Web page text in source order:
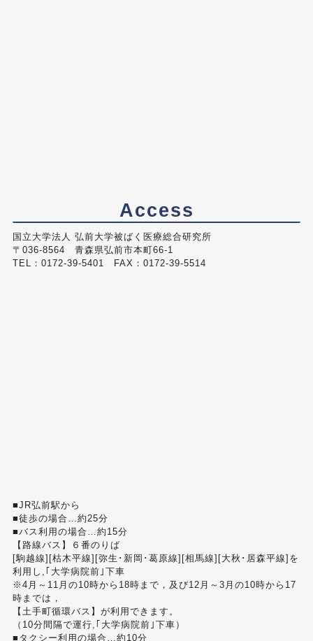
Access
国立大学法人 弘前大学被ばく医療総合研究所
〒036-8564 青森県弘前市本町66-1
TEL：0172-39-5401 FAX：0172-39-5514
■JR弘前駅から
■徒歩の場合…約25分
■バス利用の場合…約15分
【路線バス】６番のりば
[駒越線][枯木平線][弥生･新岡･葛原線][相馬線][大秋･居森平線]を
利用し,｢大学病院前｣下車
※4月～11月の10時から18時まで，及び12月～3月の10時から17
時までは，
【土手町循環バス】が利用できます。
（10分間隔で運行,｢大学病院前｣下車）
■タクシー利用の場合…約10分